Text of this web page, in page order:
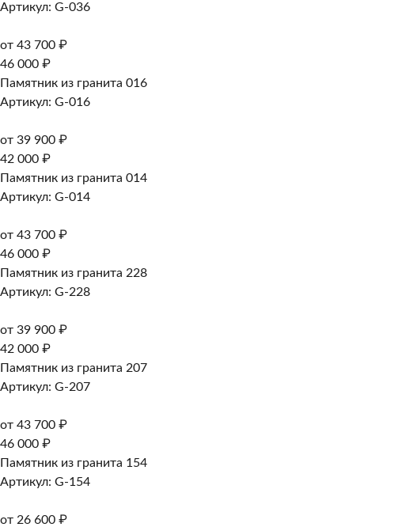
Артикул: G-036
от 43 700 ₽
46 000 ₽
Памятник из гранита 016
Артикул: G-016
от 39 900 ₽
42 000 ₽
Памятник из гранита 014
Артикул: G-014
от 43 700 ₽
46 000 ₽
Памятник из гранита 228
Артикул: G-228
от 39 900 ₽
42 000 ₽
Памятник из гранита 207
Артикул: G-207
от 43 700 ₽
46 000 ₽
Памятник из гранита 154
Артикул: G-154
от 26 600 ₽